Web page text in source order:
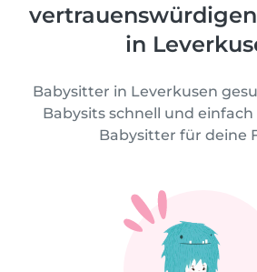
in
Babysitter in Leverkusen
Babysits schnell und
Babysitter für deine